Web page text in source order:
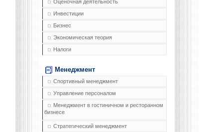
Оценочная деятельность
Инвестиции
Бизнес
Экономическая теория
Налоги
Менеджмент
Спортивный менеджмент
Управление персоналом
Менеджмент в гостиничном и ресторанном
бизнесе
Стратегический менеджмент